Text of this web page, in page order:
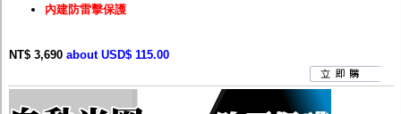
內建防雷擊保護
NT$ 3,690 about USD$ 115.00